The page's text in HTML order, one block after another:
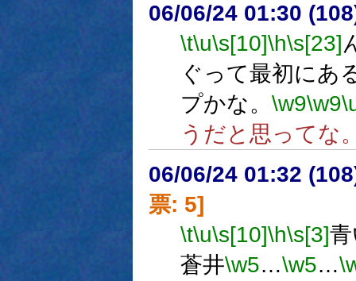
06/06/24 01:30
\t\u\s[10]\h\s[23]
ぐって最初にあ
プかな。 \w9\w9
うだと思ってな
06/06/24 01:32
票: 5]
\t\u\s[10]\h\s[3]
蒼井\w5…\w5…